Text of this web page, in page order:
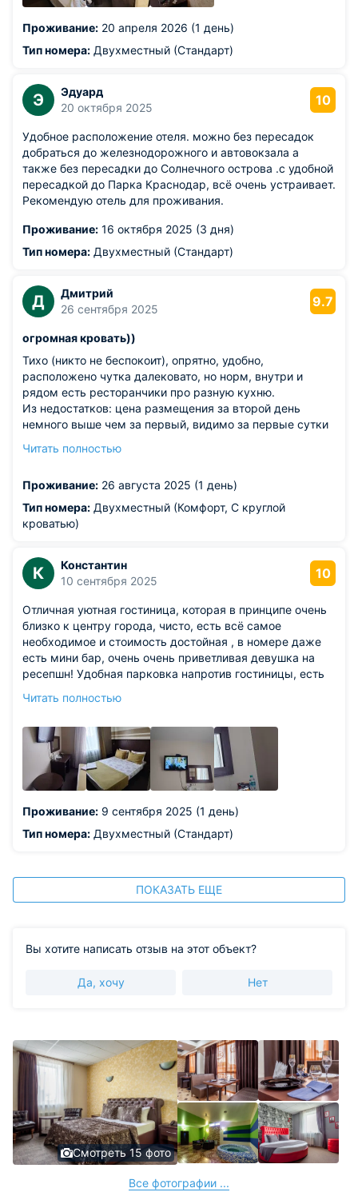
Проживание: 20 апреля 2026 (1 день)
Тип номера: Двухместный (Стандарт)
Э
Эдуард
20 октября 2025
10
Удобное расположение отеля. можно без пересадок
добраться до железнодорожного и автовокзала а
также без пересадки до Солнечного острова .с удобной
пересадкой до Парка Краснодар, всё очень устраивает.
Рекомендую отель для проживания.
Проживание: 16 октября 2025 (3 дня)
Тип номера: Двухместный (Стандарт)
Д
Дмитрий
26 сентября 2025
9.7
огромная кровать))
Тихо (никто не беспокоит), опрятно, удобно,
расположено чутка далековато, но норм, внутри и
рядом есть ресторанчики про разную кухню.
Из недостатков: цена размещения за второй день
немного выше чем за первый, видимо за первые сутки
повыше в выборке поисковыхрекомендательных
Читать полностью
Проживание: 26 августа 2025 (1 день)
Тип номера: Двухместный (Комфорт, С круглой
кроватью)
К
Константин
10 сентября 2025
10
Отличная уютная гостиница, которая в принципе очень
близко к центру города, чисто, есть всё самое
необходимое и стоимость достойная , в номере даже
есть мини бар, очень очень приветливая девушка на
ресепшн! Удобная парковка напротив гостиницы, есть
возможностями, приветливые мастера чистоты,
Читать полностью
Проживание: 9 сентября 2025 (1 день)
Тип номера: Двухместный (Стандарт)
ПОКАЗАТЬ ЕЩЕ
Вы хотите написать отзыв на этот объект?
Да, хочу Нет
Смотреть 15 фото
Все фотографии ...